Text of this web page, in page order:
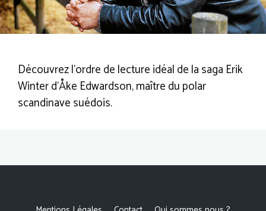
Découvrez l’ordre de lecture idéal de la saga Erik
Winter d’Åke Edwardson, maître du polar
scandinave suédois.